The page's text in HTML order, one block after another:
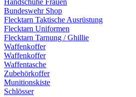
Handschuhe Frauen
Bundeswehr Shop
Flecktarn Taktische Ausrüstung
Flecktarn Uniformen
Flecktarn Tarnung / Ghillie
Waffenkoffer
Waffenkoffer
Waffentasche
Zubehörkoffer
Munitionskiste
Schlösser